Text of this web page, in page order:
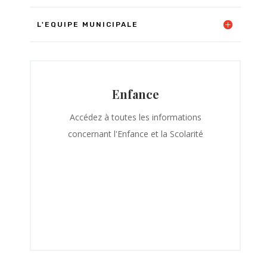
L'EQUIPE MUNICIPALE
Enfance
Accédez à toutes les informations
concernant l'Enfance et la Scolarité